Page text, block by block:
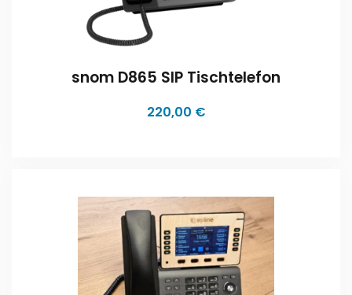
snom D865 SIP Tischtelefon
220,00 €